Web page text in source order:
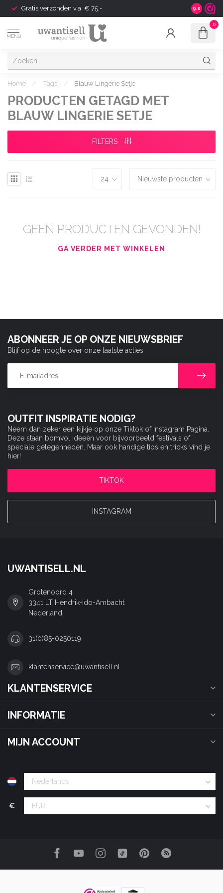
Gratis verzonden v.a. € 75,- Shipping
9.0
MENU
0
Home / Tags / Blauw Lingerie Setje
PRODUCTEN GETAGD MET
BLAUW LINGERIE SETJE
FILTERS
GEEN PRODUCTEN GEVONDEN!
GA VERDER MET WINKELEN
OUTFIT INSPIRATIE NODIG?
Neem dan zeker een kijkje op onze Tiktok of Instagram Pagina.
Deze staan bomvol ideeën voor bijvoorbeeld festivals of
speciale gelegenheden. Maar ook handige tips en tricks vind je
hier!
TIKTOK
INSTAGRAM
ABONNEER JE OP ONZE NIEUWSBRIEF
Blijf op de hoogte over onze laatste acties
UWANTISELL.NL
Grotenoord 4
3341 LT Hendrik-Ido-Ambacht
Nederland
31(0)85-0250119
klantenservice@uwantisell.nl
KLANTENSERVICE
INFORMATIE
MIJN ACCOUNT
€